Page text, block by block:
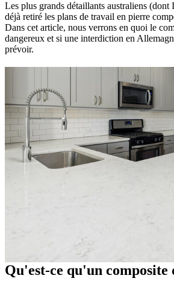
Les plus grands détaillants australiens
déjà retiré les plans de travail en pierre
Dans cet article, nous verrons en quoi le
dangereux et si une interdiction en
prévoir.
Qu'est-ce qu'un composite